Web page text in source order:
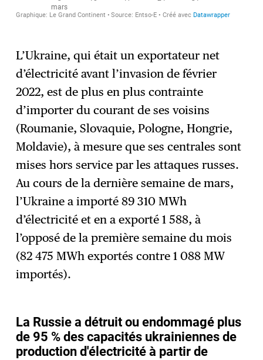
L’Ukraine, qui était un exportateur net
d’électricité avant l’invasion de février
2022, est de plus en plus contrainte
d’importer du courant de ses voisins
(Roumanie, Slovaquie, Pologne, Hongrie,
Moldavie), à mesure que ses centrales sont
mises hors service par les attaques russes.
Au cours de la dernière semaine de mars,
l’Ukraine a importé 89 310 MWh
d’électricité et en a exporté 1 588, à
l’opposé de la première semaine du mois
(82 475 MWh exportés contre 1 088 MW
importés).